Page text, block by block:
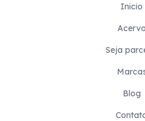
Inicio
Acervo
Seja
Blog